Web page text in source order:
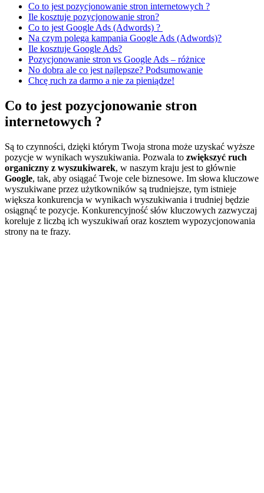
Co to jest pozycjonowanie stron internetowych ?
Ile kosztuje pozycjonowanie stron?
Co to jest Google Ads (Adwords) ?
Na czym polega kampania Google Ads (Adwords)?
Ile kosztuje Google Ads?
Pozycjonowanie stron vs Google Ads – różnice
No dobra ale co jest najlepsze? Podsumowanie
Chcę ruch za darmo a nie za pieniądze!
Co to jest pozycjonowanie stron
internetowych ?
Są to czynności, dzięki którym Twoja strona może uzyskać wyższe
pozycje w wynikach wyszukiwania. Pozwala to zwiększyć ruch
organiczny z wyszukiwarek, w naszym kraju jest to głównie
Google, tak, aby osiągać Twoje cele biznesowe. Im słowa kluczowe
wyszukiwane przez użytkowników są trudniejsze, tym istnieje
większa konkurencja w wynikach wyszukiwania i trudniej będzie
osiągnąć te pozycje. Konkurencyjność słów kluczowych zazwyczaj
koreluje z liczbą ich wyszukiwań oraz kosztem wypozycjonowania
strony na te frazy.